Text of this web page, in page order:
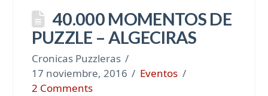
40.000 MOMENTOS DE
PUZZLE – ALGECIRAS
Cronicas Puzzleras
17 noviembre, 2016
Eventos
2 Comments